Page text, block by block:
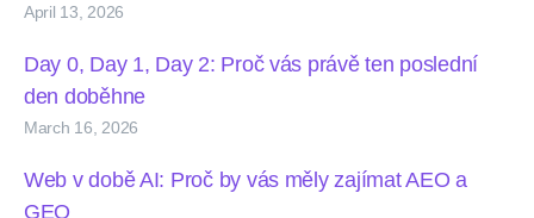
April 13, 2026
Day 0, Day 1, Day 2: Proč vás právě ten poslední
den doběhne
March 16, 2026
Web v době AI: Proč by vás měly zajímat AEO a
GEO